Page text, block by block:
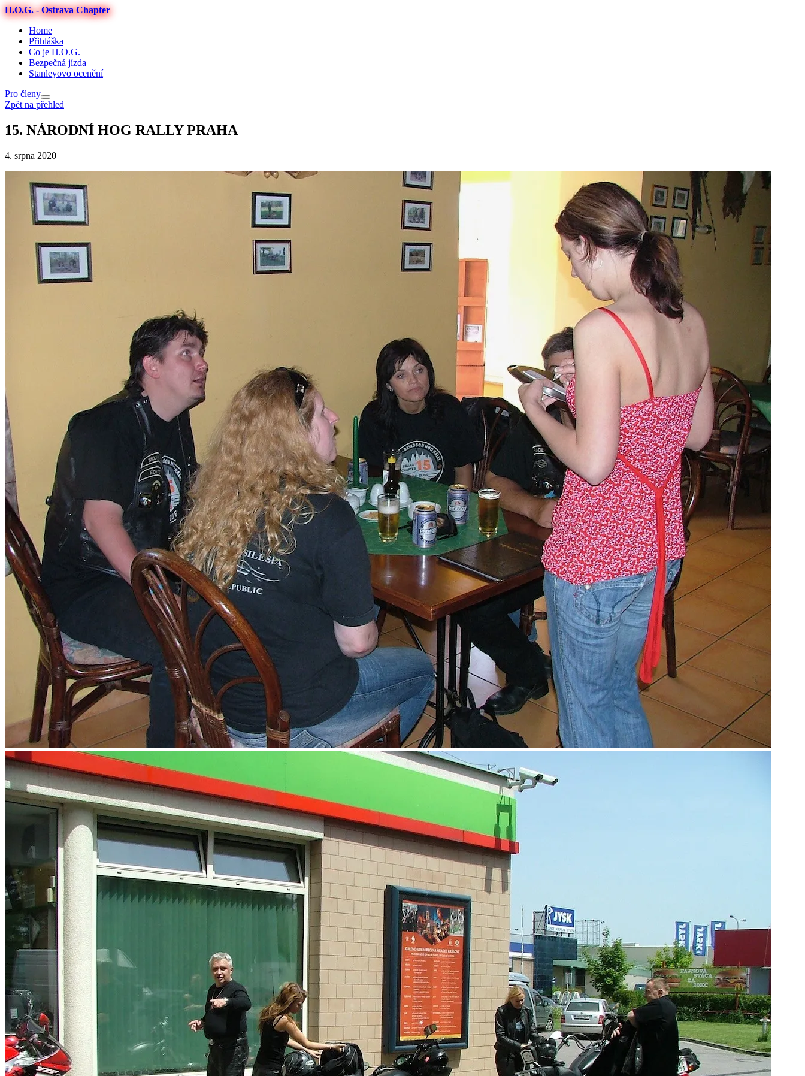
H.O.G. - Ostrava Chapter
Home
Přihláška
Co je H.O.G.
Bezpečná jízda
Stanleyovo ocenění
Pro členy
Zpět na přehled
15. NÁRODNÍ HOG RALLY PRAHA
4. srpna 2020